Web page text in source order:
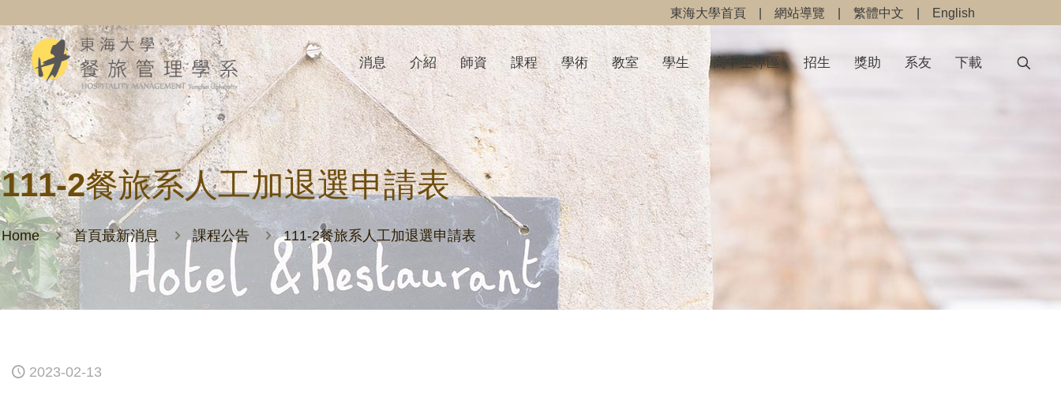
東海大學首頁 | 網站導覽 | 繁體中文 | English
消息 介紹 師資 課程 學術 教室 學生 高中生專區 招生 獎助 系友 下載
111-2餐旅系人工加退選申請表
Home 首頁最新消息 課程公告 111-2餐旅系人工加退選申請表
2023-02-13